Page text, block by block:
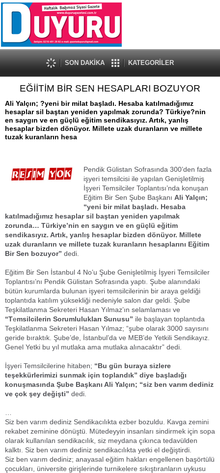
SON DAKİKA KATEGORİLER
EĞİİTİM BİR SEN HESAPLARI BOZUYOR
Ali Yalçın; ?yeni bir milat başladı. Hesaba katılmadığımız
hesaplar sil baştan yeniden yapılmak zorunda? Türkiye?nin
en saygın ve en güçlü eğitim sendikasıyız. Artık, yanlış
hesaplar bizden dönüyor. Millete uzak duranların ve millete
tuzak kuranların hesa
Pendik Gülistan Sofrasında 300’den fazla
işyeri temsilcisi ile yapılan Genişletilmiş
İşyeri Temsilciler Toplantısı’nda konuşan
Eğitim Bir Sen Şube Başkanı Ali Yalçın;
“yeni bir milat başladı. Hesaba
katılmadığımız hesaplar sil baştan yeniden yapılmak
zorunda… Türkiye’nin en saygın ve en güçlü eğitim
sendikasıyız. Artık, yanlış hesaplar bizden dönüyor. Millete
uzak duranların ve millete tuzak kuranların hesaplarını Eğitim
Bir Sen bozuyor” dedi.
Eğitim Bir Sen İstanbul 4 No’u Şube Genişletilmiş İşyeri Temsilciler
Toplantısı’nı Pendik Gülistan Sofrasında yaptı. Şube alanındaki
bütün kurumlarda bulunan işyeri temsilcilerinin bir araya geldiği
toplantıda katılım yüksekliği nedeniyle salon dar geldi. Şube
Teşkilatlanma Sekreteri Hasan Yılmaz’ın selamlaması ve
“Temsilcilerin Sorumlulukları Sunusu” ile başlayan toplantıda
Teşkilatlanma Sekreteri Hasan Yılmaz; “şube olarak 3000 sayısını
geride bıraktık. Şube’de, İstanbul’da ve MEB’de Yetkili Sendikayız.
Genel Yetki bu yıl mutlaka ama mutlaka alınacaktır” dedi.
İşyeri Temsilcilerine hitaben; “Bu gün buraya sizlere
teşekkürlerimizi sunmak için toplandık” diye başladığı
konuşmasında Şube Başkanı Ali Yalçın; “siz ben varım dediniz
ve çok şey değişti” dedi.
Siz ben varım dediniz Sendikacılıkta ezber bozuldu. Kavga zemini
rekabet zeminine dönüştü. Mütedeyyin insanları sindirmek için sopa
olarak kullanılan sendikacılık, siz meydana çıkınca tedavülden
kalktı. Siz ben varım dediniz sendikacılıkta yetki el değiştirdi.
Siz ben varım dediniz; anayasal eğitim hakları engellenen başörtülü
çocukları, üniversite girişlerinde turnikelere sıkıştıranların uykusu